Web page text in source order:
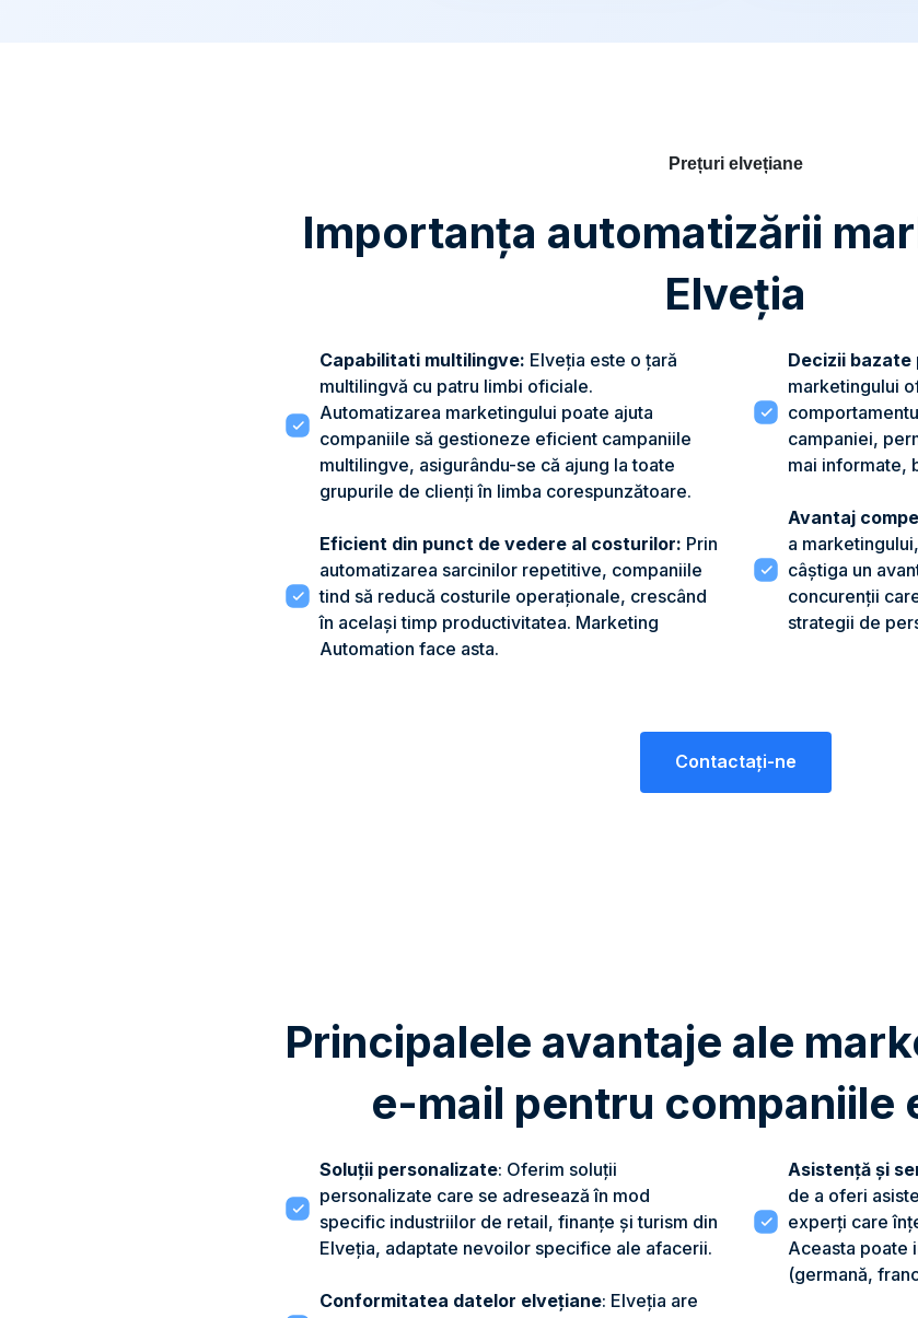
Prețuri elvețiane
Importanța automatizării
Elveția
Capabilitati multilingve: Elveția este o țară
multilingvă cu patru limbi oficiale.
Automatizarea marketingului poate ajuta
companiile să gestioneze eficient campaniile
multilingve, asigurându-se că ajung la toate
grupurile de clienți în limba corespunzătoare.
Eficient din punct de vedere al costurilor: Prin
automatizarea sarcinilor repetitive, companiile
tind să reducă costurile operaționale, crescând
în același timp productivitatea. Marketing
Automation face asta.
Decizii bazate
marketingului
campaniei,
mai informate,
Avantaj
a
câștiga un
concurenții
strategii de
Contactaţi-ne
Principalele avantaje ale
e-mail pentru companiile
Soluții personalizate: Oferim soluții
personalizate care se adresează în mod
specific industriilor de retail, finanțe și turism din
Elveția, adaptate nevoilor specifice ale afacerii.
Conformitatea datelor elvețiane: Elveția are
Asistență și
de a oferi
experți care
Aceasta poate
(germană,